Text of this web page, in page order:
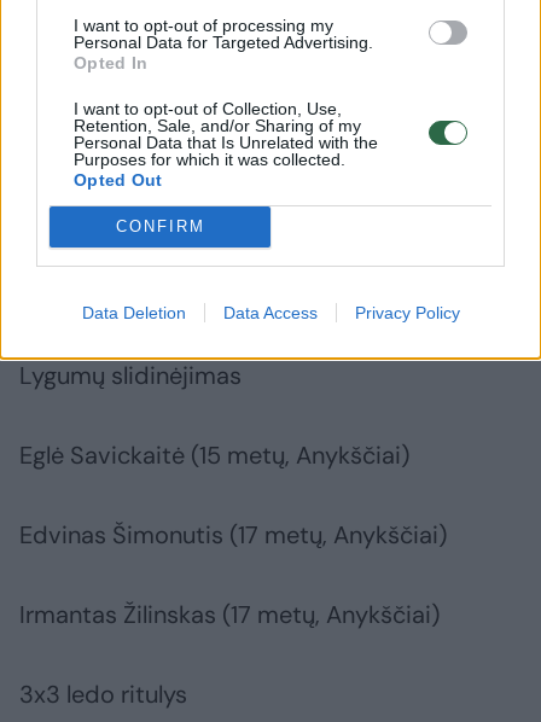
I want to opt-out of processing my
Personal Data for Targeted Advertising.
Opted In
I want to opt-out of Collection, Use,
Retention, Sale, and/or Sharing of my
Personal Data that Is Unrelated with the
Purposes for which it was collected.
Opted Out
CONFIRM
Data Deletion Data Access Privacy Policy
Luka Mackevičiūtė (17 metų, Anykščiai)
Darius Dinda (17 metų, Ukmergė)
Lukas Žukauskas (16 metų, Anykščiai)
Domas Jankauskas (16 metų, Anykščiai)
Lygumų slidinėjimas
Eglė Savickaitė (15 metų, Anykščiai)
Edvinas Šimonutis (17 metų, Anykščiai)
Irmantas Žilinskas (17 metų, Anykščiai)
3x3 ledo ritulys